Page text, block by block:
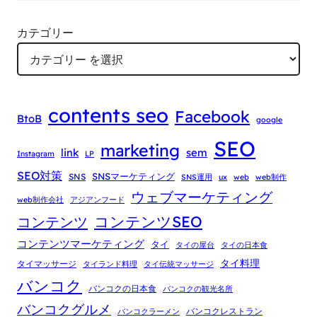
カテゴリー
BtoB contents seo Facebook google
Instagram link LP marketing sem SEO
SEO対策 SNS SNSマーケティング SNS運用 ux web web制作
web制作会社 アジアンフード
ウェブマーケティング
コンテンツ コンテンツSEO
コンテンツマーケティング タイ タイの屋台 タイの日本食
タイマッサージ タイランド料理 タイ伝統マッサージ タイ料理
バンコク バンコクの日本食 バンコクの観光名所
バンコクグルメ バンコクラーメン バンコクレストラン